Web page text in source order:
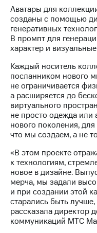
и акционерам
управление
секретарь
Раскрытие
информации
Информация
акционерам
Документы
ПАО
"МТС"
Собрания
Личный
кабинет
акционера
Акционерный
капитал
Контроль
и
аудит
Аватары для
созданы с помощью
генеративных
В промпт для
характер и
Каждый носитель
посланником нового
не ограничивается
а расширяется до
виртуального
не просто одежда или
нового поколения,
что мы создаем, а не
«В этом проекте
к технологиям,
новое в дизайне.
мерча, мы задали
и при создании этой
старались быть
рассказала директор
коммуникаций МТС